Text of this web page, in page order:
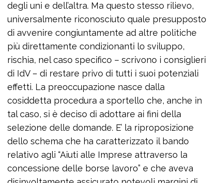
degli uni e dell’altra. Ma questo stesso rilievo,
universalmente riconosciuto quale presupposto
di avvenire congiuntamente ad altre politiche
più direttamente condizionanti lo sviluppo,
rischia, nel caso specifico – scrivono i consiglieri
di IdV – di restare privo di tutti i suoi potenziali
effetti. La preoccupazione nasce dalla
cosiddetta procedura a sportello che, anche in
tal caso, si è deciso di adottare ai fini della
selezione delle domande. E’ la riproposizione
dello schema che ha caratterizzato il bando
relativo agli “Aiuti alle Imprese attraverso la
concessione delle borse lavoro” e che aveva